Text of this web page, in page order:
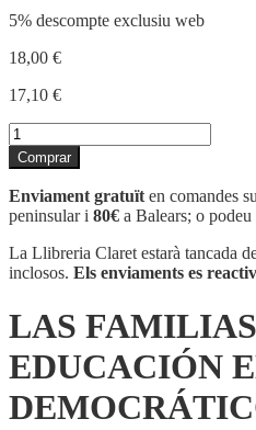
5% descompte exclusiu web
18,00 €
17,10 €
quantitat
de
LAS
FAMILIAS
Y
LA
EDUCACIÓN
EN
Comprar
Enviament gratuït en comandes
peninsular i 80€ a Balears; o
La Llibreria Claret estarà tancada
inclosos. Els enviaments es
LAS
EDUCACIÓN